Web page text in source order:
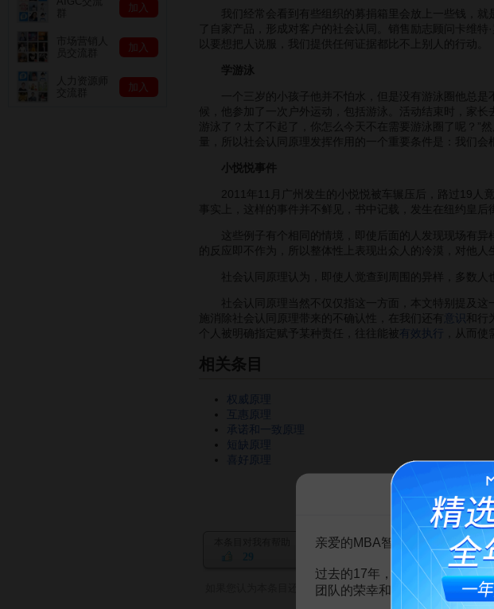
我们经常会看到有些组织的募捐箱里会放上一些钱，就
了自家产品，形成对客户的社会认同。销售励志顾问卡维
以要想把人说服，我们提供任何证据都比不上别人的行动。
学游泳
一个三岁的小孩子他并不怕水，但是没有游泳圈他总是
候，他参加了一次户外运动，包括游泳。活动结束时，家
游泳了？太了不起了，你怎么今天不在需要游泳圈了呢？”
量，所以社会认同原理发挥作用的一个重要条件是：我们会
小悦悦事件
2011年11月广州发生的小悦悦被车辗压后，路过19人竟
事实上，这样的事件并不鲜见，书中记载，发生在纽约皇
这些例子有个相同的情境，即使后面的人发现现场有异
的反应即不作为，所以整体性上表现出众人的冷漠，对他人
社会认同原理认为，即使人觉查到周围的异样，多数人
社会认同原理当然不仅仅指这一方面，本文特别提及这
施消除社会认同原理带来的不确认性，在我们还有 意识
和
个人被明确指定赋予某种责任，往往能被有效执行 ，从而
相关条目
权威原理
互惠原理
承诺和一致原理
短缺原理
喜好原理
29 赏
如果您认为本条目还有待完善，需要补充新内容或修改错误内
加入
加入
加入
告MBA
亲爱的MBA智库百科用户：
过去的17年，百科频道一直以
团队的荣幸和骄傲。